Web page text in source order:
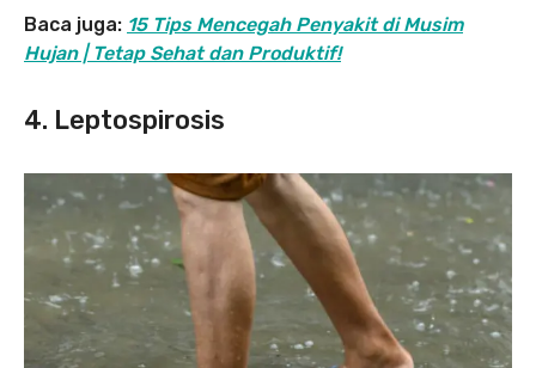
Baca juga: 15 Tips Mencegah Penyakit di Musim
Hujan | Tetap Sehat dan Produktif!
4. Leptospirosis